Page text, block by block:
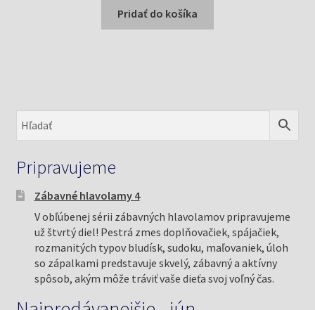
bola:
8,60 €.
je:
3,50 €.
Pridať do košíka
Pripravujeme
Zábavné hlavolamy 4
V obľúbenej sérii zábavných hlavolamov pripravujeme
už štvrtý diel! Pestrá zmes doplňovačiek, spájačiek,
rozmanitých typov bludísk, sudoku, maľovaniek, úloh
so zápalkami predstavuje skvelý, zábavný a aktívny
spôsob, akým môže tráviť vaše dieťa svoj voľný čas.